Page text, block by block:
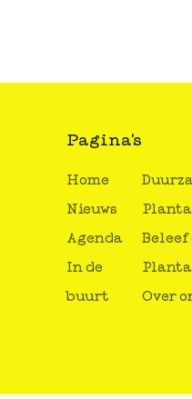
Pagina's
Home
Nieuws
Agenda
In de
buurt
Beleef
Over